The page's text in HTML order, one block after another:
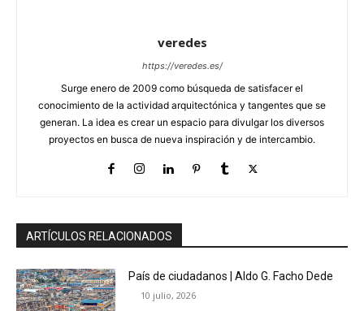
veredes
https://veredes.es/
Surge enero de 2009 como búsqueda de satisfacer el
conocimiento de la actividad arquitectónica y tangentes que se
generan. La idea es crear un espacio para divulgar los diversos
proyectos en busca de nueva inspiración y de intercambio.
ARTÍCULOS RELACIONADOS
País de ciudadanos | Aldo G. Facho Dede
10 julio, 2026